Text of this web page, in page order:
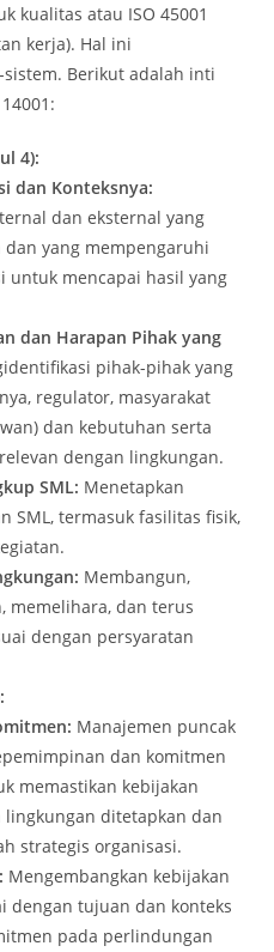
kualitas atau ISO 45001
kerja). Hal ini
Berikut adalah inti
4):
dan Konteksnya:
dan eksternal yang
yang mempengaruhi
untuk mencapai hasil yang
dan Harapan Pihak yang
pihak-pihak yang
regulator, masyarakat
dan kebutuhan serta
dengan lingkungan.
SML: Menetapkan
SML, termasuk fasilitas fisik,
Membangun,
memelihara, dan terus
dengan persyaratan
Manajemen puncak
dan komitmen
memastikan kebijakan
ditetapkan dan
strategis organisasi.
Mengembangkan kebijakan
dengan tujuan dan konteks
pada perlindungan